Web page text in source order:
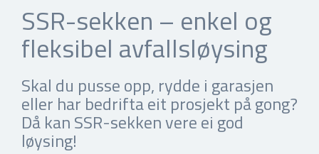
SSR-sekken – enkel og
fleksibel avfallsløysing
Skal du pusse opp, rydde i garasjen
eller har bedrifta eit prosjekt på gong?
Då kan SSR-sekken vere ei god
løysing!